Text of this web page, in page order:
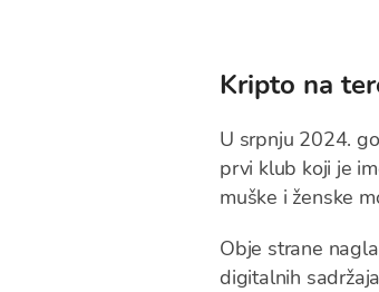
Kripto na
U srpnju 2024.
prvi klub koji je
muške i ženske
Obje strane
digitalnih